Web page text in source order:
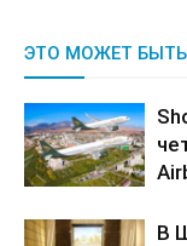
ЭТО МОЖЕТ
В